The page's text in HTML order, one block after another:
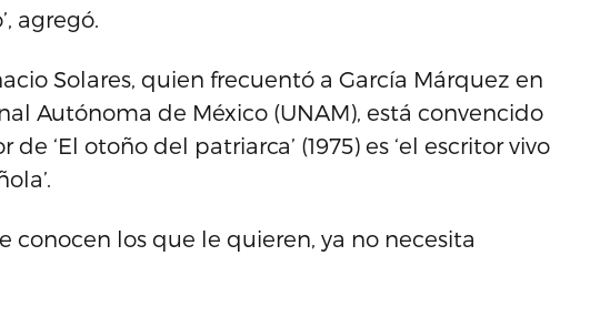
agregó.
Solares, quien frecuentó a García Márquez en
Autónoma de México (UNAM), está convencido
‘El otoño del patriarca’ (1975) es ‘el escritor vivo
conocen los que le quieren, ya no necesita